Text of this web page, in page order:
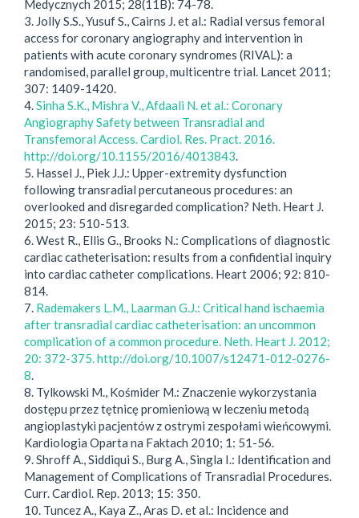
Medycznych 2015; 28(11B): 74-78.
3. Jolly S.S., Yusuf S., Cairns J. et al.: Radial versus femoral
access for coronary angiography and intervention in
patients with acute coronary syndromes (RIVAL): a
randomised, parallel group, multicentre trial. Lancet 2011;
307: 1409-1420.
4.Sinha S.K., Mishra V., Afdaali N. et al.: Coronary
Angiography Safety between Transradial and
Transfemoral Access. Cardiol. Res. Pract. 2016.
http://doi.org/10.1155/2016/4013843.
5. Hassel J., Piek J.J.: Upper-extremity dysfunction
following transradial percutaneous procedures: an
overlooked and disregarded complication? Neth. Heart J.
2015; 23: 510-513.
6. West R., Ellis G., Brooks N.: Complications of diagnostic
cardiac catheterisation: results from a confidential inquiry
into cardiac catheter complications. Heart 2006; 92: 810-
814.
7. Rademakers L.M., Laarman G.J.: Critical hand ischaemia
after transradial cardiac catheterisation: an uncommon
complication of a common procedure. Neth. Heart J. 2012;
20: 372-375. http://doi.org/10.1007/s12471-012-0276-
8.
8. Tylkowski M., Kośmider M.: Znaczenie wykorzystania
dostępu przez tętnicę promieniową w leczeniu metodą
angioplastyki pacjentów z ostrymi zespołami wieńcowymi.
Kardiologia Oparta na Faktach 2010; 1: 51-56.
9. Shroff A., Siddiqui S., Burg A., Singla I.: Identification and
Management of Complications of Transradial Procedures.
Curr. Cardiol. Rep. 2013; 15: 350.
10. Tuncez A., Kaya Z., Aras D. et al.: Incidence and